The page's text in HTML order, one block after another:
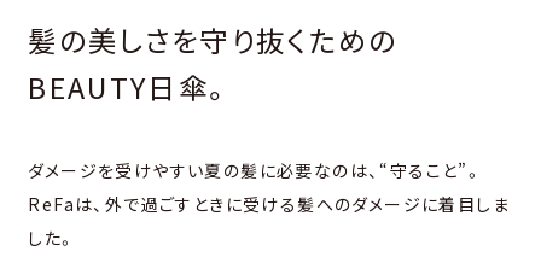
髪の美しさを守り抜くための
BEAUTY⽇傘。
ダメージを受けやすい夏の髪に必要なのは、“守ること”。
ReFaは、外で過ごすときに受ける髪へのダメージに着⽬しま
した。